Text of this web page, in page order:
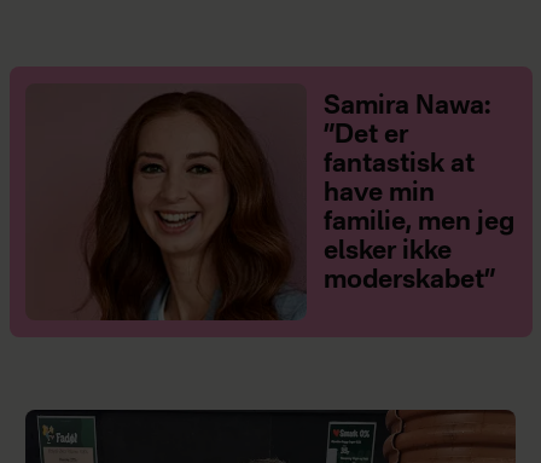
Samira Nawa:
”Det er
fantastisk at
have min
familie, men jeg
elsker ikke
moderskabet”